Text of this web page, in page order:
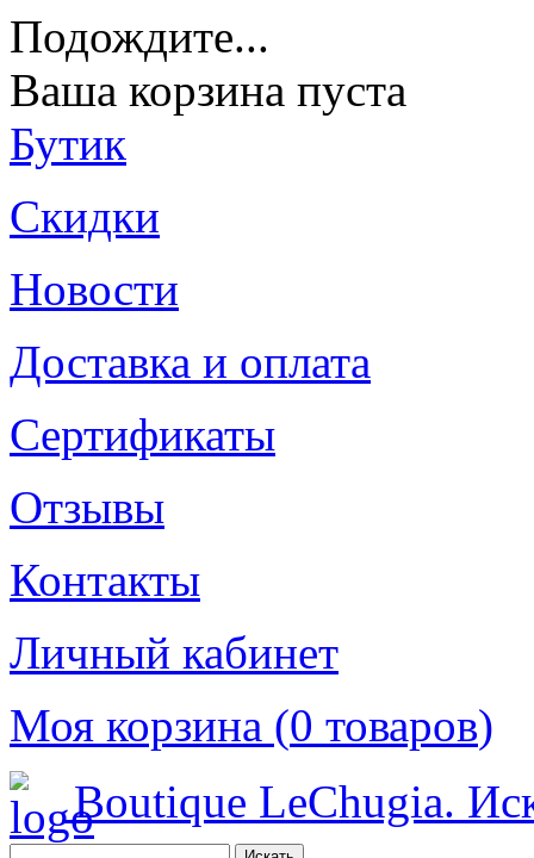
Подождите...
Ваша корзина пуста
Бутик
Скидки
Новости
Доставка и оплата
Сертификаты
Отзывы
Контакты
Личный кабинет
Моя корзина (0 товаров)
Boutique LeChugia.